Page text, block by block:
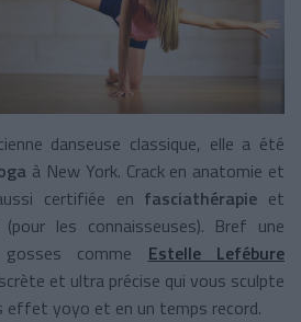
danseuse classique, elle a été
à New York. Crack en anatomie et
certifiée en fasciathérapie et
les connaisseuses). Bref une
comme Estelle Lefébure
et ultra précise qui vous sculpte
effet yoyo et en un temps record.